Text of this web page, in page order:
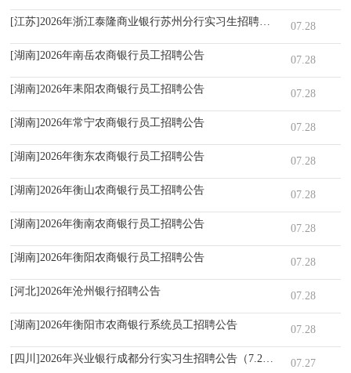
[江苏]2026年浙江泰隆商业银行苏州分行实习生招聘启事（7.28）
07.28
[湖南]2026年南岳农商银行员工招聘公告 07.28
[湖南]2026年耒阳农商银行员工招聘公告 07.28
[湖南]2026年常宁农商银行员工招聘公告 07.28
[湖南]2026年衡东农商银行员工招聘公告 07.28
[湖南]2026年衡山农商银行员工招聘公告 07.28
[湖南]2026年衡南农商银行员工招聘公告 07.28
[湖南]2026年衡阳农商银行员工招聘公告 07.28
[河北]2026年沧州银行招聘公告 07.28
[湖南]2026年衡阳市农商银行系统员工招聘公告 07.28
[四川]2026年兴业银行成都分行实习生招聘公告（7.27） 07.27